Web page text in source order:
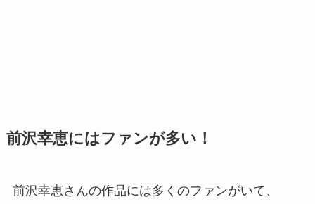
前沢幸恵にはファンが多い！
前沢幸恵さんの作品には多くのファンがいて、